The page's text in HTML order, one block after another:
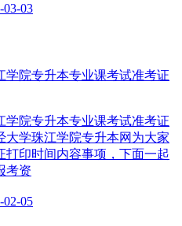
03-03
学院专升本专业课考试准考证
学院专升本专业课考试准考证
大学珠江学院专升本网为大家
打印时间内容事项，下面一起
考资
02-05